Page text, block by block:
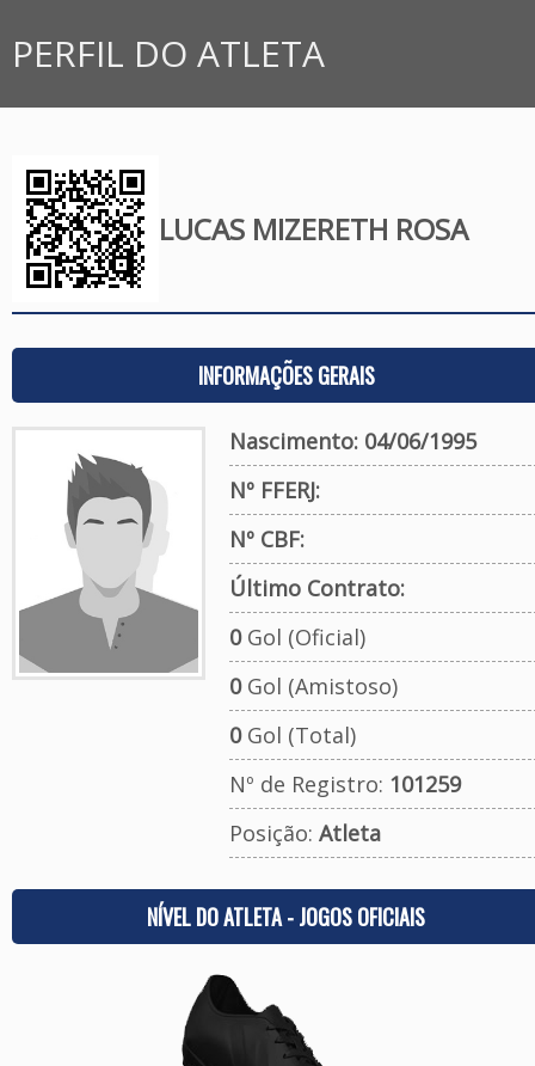
PERFIL DO ATLETA
LUCAS MIZERETH ROSA
INFORMAÇÕES GERAIS
Nascimento: 04/06/1995
Nº FFERJ:
Nº CBF:
Último Contrato:
0Gol (Oficial)
0Gol (Amistoso)
0Gol (Total)
Nº de Registro: 101259
Posição: Atleta
NÍVEL DO ATLETA - JOGOS OFICIAIS